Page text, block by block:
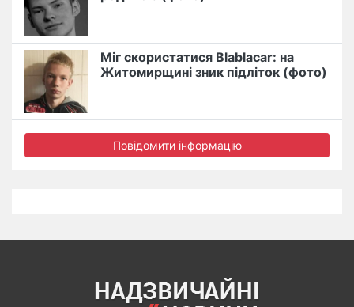
Міг скористатися Blablacar: на
Житомирщині зник підліток (фото)
Повідомити інформацію